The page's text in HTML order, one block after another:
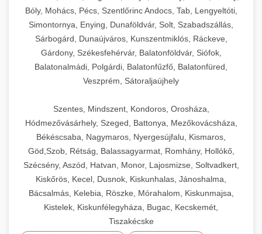
Bóly, Mohács, Pécs, Szentlőrinc Andocs, Tab, Lengyeltóti,
Simontornya, Enying, Dunaföldvár, Solt, Szabadszállás,
Sárbogárd, Dunaújváros, Kunszentmiklós, Ráckeve,
Gárdony, Székesfehérvár, Balatonföldvár, Siófok,
Balatonalmádi, Polgárdi, Balatonfűzfő, Balatonfüred,
Veszprém, Sátoraljaújhely
Szentes, Mindszent, Kondoros, Orosháza,
Hódmezővásárhely, Szeged, Battonya, Mezőkovácsháza,
Békéscsaba, Nagymaros, Nyergesújfalu, Kismaros,
Göd,Szob, Rétság, Balassagyarmat, Romhány, Hollókő,
Szécsény, Aszód, Hatvan, Monor, Lajosmizse, Soltvadkert,
Kiskőrös, Kecel, Dusnok, Kiskunhalas, Jánoshalma,
Bácsalmás, Kelebia, Röszke, Mórahalom, Kiskunmajsa,
Kistelek, Kiskunfélegyháza, Bugac, Kecskemét,
Tiszakécske